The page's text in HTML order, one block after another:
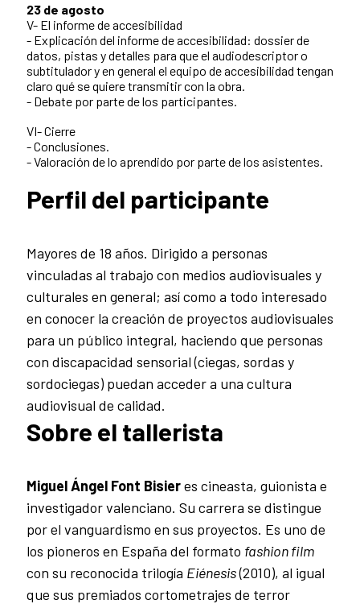
23 de agosto
V- El informe de accesibilidad
- Explicación del informe de accesibilidad: dossier de
datos, pistas y detalles para que el audiodescriptor o
subtitulador y en general el equipo de accesibilidad tengan
claro qué se quiere transmitir con la obra.
- Debate por parte de los participantes.
VI- Cierre
- Conclusiones.
- Valoración de lo aprendido por parte de los asistentes.
Perfil del participante
Mayores de 18 años. Dirigido a personas
vinculadas al trabajo con medios audiovisuales y
culturales en general; así como a todo interesado
en conocer la creación de proyectos audiovisuales
para un público integral, haciendo que personas
con discapacidad sensorial (ciegas, sordas y
sordociegas) puedan acceder a una cultura
audiovisual de calidad.
Sobre el tallerista
Miguel Ángel Font Bisieres cineasta, guionista e
investigador valenciano. Su carrera se distingue
por el vanguardismo en sus proyectos. Es uno de
los pioneros en España del formato fashion film
con su reconocida trilogía Eiénesis(2010), al igual
que sus premiados cortometrajes de terror